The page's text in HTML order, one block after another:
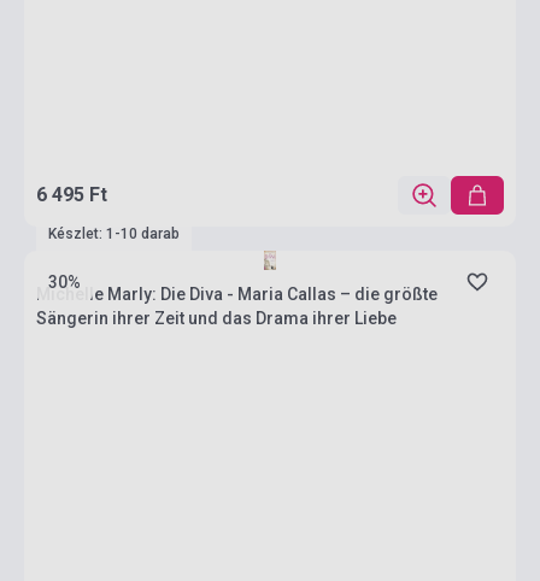
6 495 Ft
30%
Készlet: 1-10 darab
Michelle Marly: Die Diva - Maria Callas – die größte
Sängerin ihrer Zeit und das Drama ihrer Liebe